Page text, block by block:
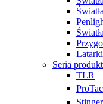
Seria
TLR
ProTac
Stinger